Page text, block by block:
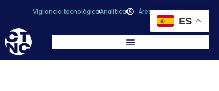
Vigilancia tecnológicaAnalítica Área personal
ES